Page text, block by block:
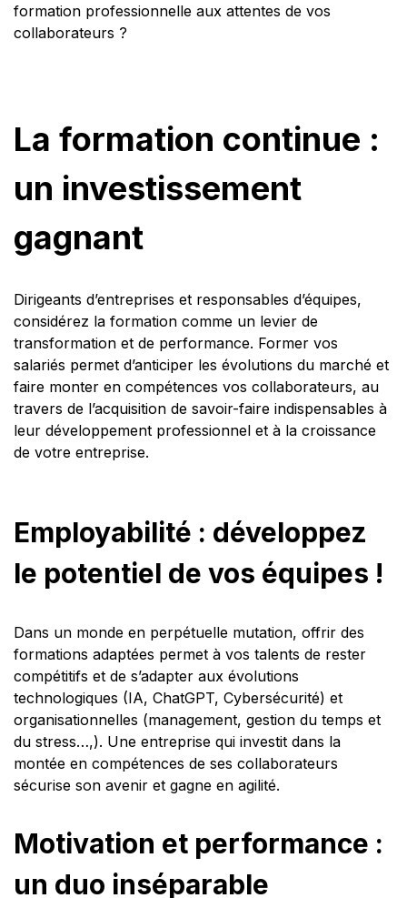
formation professionnelle aux attentes de vos
collaborateurs ?
La formation continue :
un investissement
gagnant
Dirigeants d’entreprises et responsables d’équipes,
considérez la formation comme un levier de
transformation et de performance. Former vos
salariés permet d’anticiper les évolutions du marché et
faire monter en compétences vos collaborateurs, au
travers de l’acquisition de savoir-faire indispensables à
leur développement professionnel et à la croissance
de votre entreprise.
Employabilité : développez
le potentiel de vos équipes !
Dans un monde en perpétuelle mutation, offrir des
formations adaptées permet à vos talents de rester
compétitifs et de s’adapter aux évolutions
technologiques (IA, ChatGPT, Cybersécurité) et
organisationnelles (management, gestion du temps et
du stress…,). Une entreprise qui investit dans la
montée en compétences de ses collaborateurs
sécurise son avenir et gagne en agilité.
Motivation et performance :
un duo inséparable